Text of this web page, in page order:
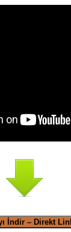
İndir – Direkt